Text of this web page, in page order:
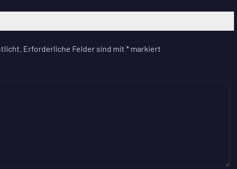
Erforderliche Felder sind mit *markiert